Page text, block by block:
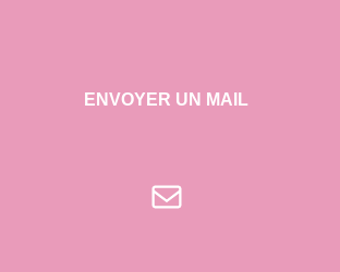
ENVOYER UN MAIL
E-mail